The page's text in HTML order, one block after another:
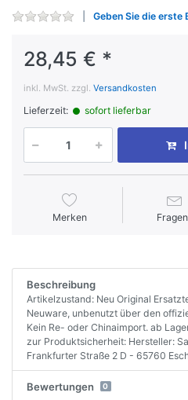
Geben Sie die erste
28,45 € *
inkl. MwSt. zzgl. Versandkosten
Lieferzeit: sofort lieferbar
Merken
Beschreibung
Artikelzustand: Neu Original
Neuware, unbenutzt über den
Kein Re- oder Chinaimport. ab
zur Produktsicherheit: Hersteller:
Frankfurter Straße 2 D - 65760
Bewertungen 0